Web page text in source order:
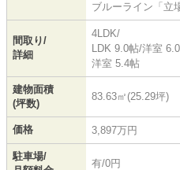
ブルーライン 「 立
間取り/
詳細
4LDK/
LDK 9.0帖/洋室
洋室 5.4帖
建物面積
(坪数)
83.63㎡(25.29坪)
価格 3,897万円
駐車場/
有/0円